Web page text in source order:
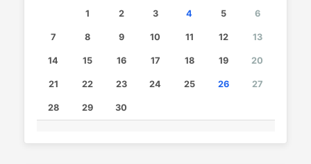
1 2 3 4 5 6
7 8 9 10 11 12 13
14 15 16 17 18 19 20
21 22 23 24 25 26 27
28 29 30